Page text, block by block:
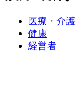
医療・介護
健康
経営者